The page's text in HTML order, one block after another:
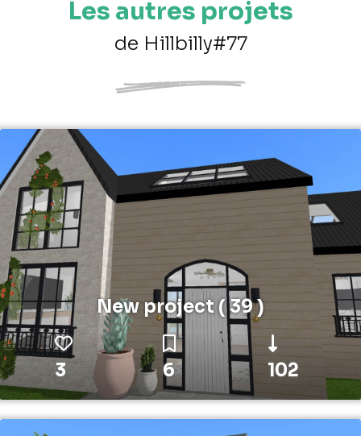
Les autres projets
de Hillbilly#77
New project ( 39 )
3 6 102